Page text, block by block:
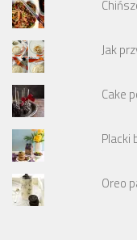
Jak
Cake
Placki
Oreo